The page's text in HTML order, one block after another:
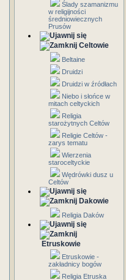
Ślady szamanizmu
w religijności
średniowiecznych
Prusów
Celtowie
Beltaine
Druidzi
Druidzi w źródłach
Niebo i słońce w
mitach celtyckich
Religia
starożytnych Celtów
Religie Celtów -
zarys tematu
Wierzenia
staroceltyckie
Wędrówki dusz u
Celtów
Dakowie
Religia Daków
Etruskowie
Etruskowie -
zakładnicy bogów
Religia Etruska